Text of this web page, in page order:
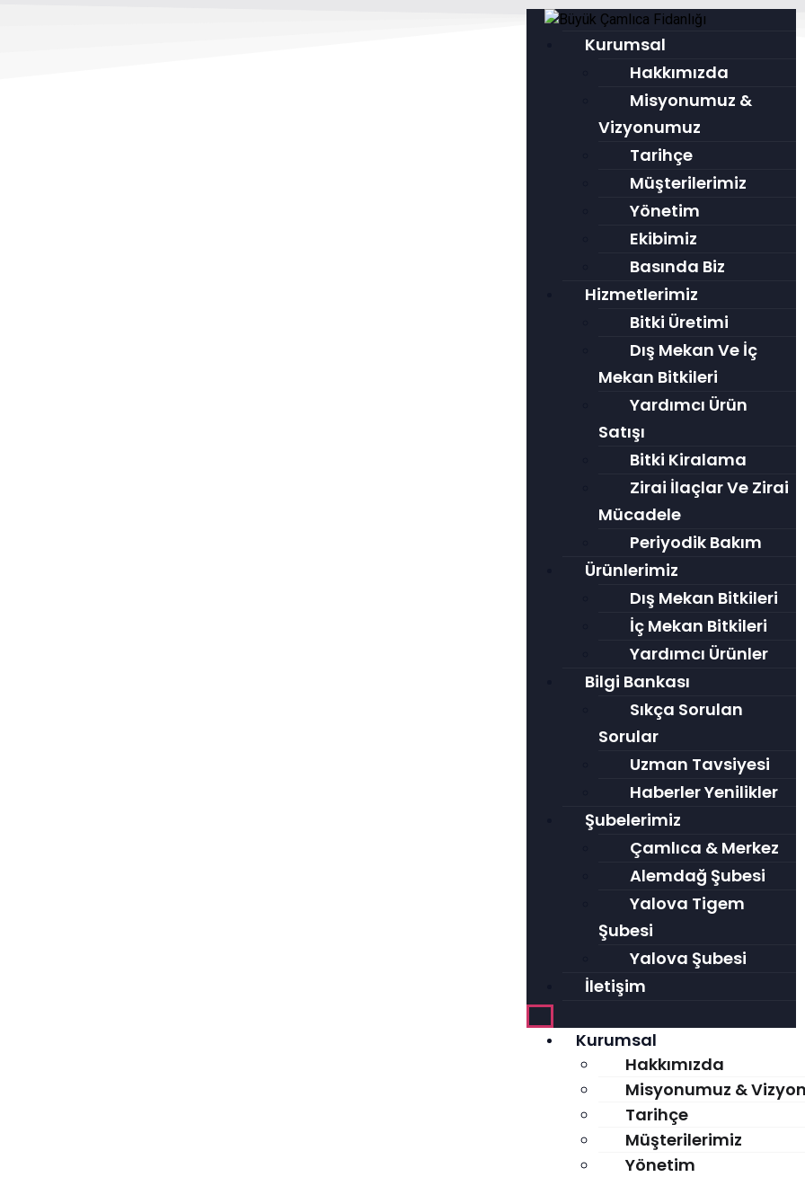
Kurumsal
Hakkımızda
Misyonumuz &
Vizyonumuz
Tarihçe
Müşterilerimiz
Yönetim
Ekibimiz
Basında Biz
Hizmetlerimiz
Bitki Üretimi
Dış Mekan Ve İç
Mekan Bitkileri
Yardımcı Ürün
Satışı
Bitki Kiralama
Zirai İlaçlar Ve Zirai
Mücadele
Periyodik Bakım
Ürünlerimiz
Dış Mekan Bitkileri
İç Mekan Bitkileri
Yardımcı Ürünler
Bilgi Bankası
Sıkça Sorulan
Sorular
Uzman Tavsiyesi
Haberler Yenilikler
Şubelerimiz
Çamlıca & Merkez
Alemdağ Şubesi
Yalova Tigem
Şubesi
Yalova Şubesi
İletişim
Kurumsal
Hakkımızda
Misyonumuz &
Tarihçe
Müşterilerimiz
Yönetim